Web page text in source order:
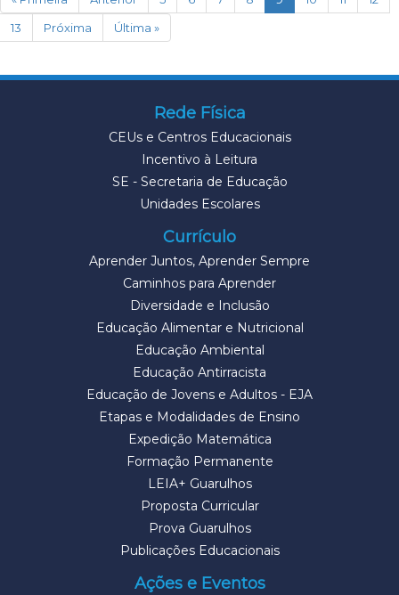
13
Próxima Última »
Rede Física
CEUs e Centros Educacionais
Incentivo à Leitura
SE - Secretaria de Educação
Unidades Escolares
Currículo
Aprender Juntos, Aprender Sempre
Caminhos para Aprender
Diversidade e Inclusão
Educação Alimentar e Nutricional
Educação Ambiental
Educação Antirracista
Educação de Jovens e Adultos - EJA
Etapas e Modalidades de Ensino
Expedição Matemática
Formação Permanente
LEIA+ Guarulhos
Proposta Curricular
Prova Guarulhos
Publicações Educacionais
Ações e Eventos